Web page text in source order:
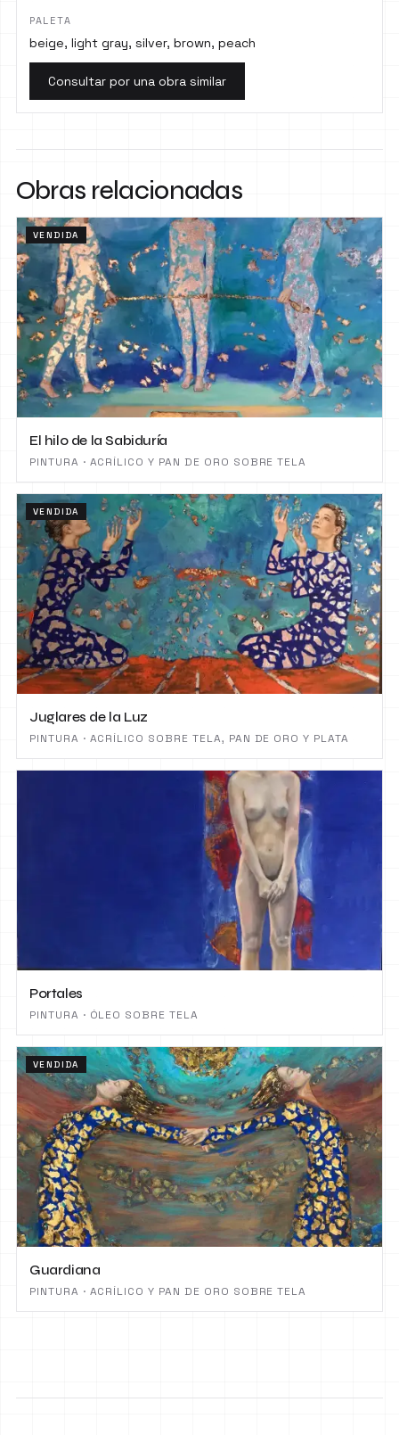
PALETA
beige, light gray, silver, brown, peach
Consultar por una obra similar
Obras relacionadas
VENDIDA
El hilo de la Sabiduría
PINTURA · ACRÍLICO Y PAN DE ORO SOBRE TELA
VENDIDA
Juglares de la Luz
PINTURA · ACRÍLICO SOBRE TELA, PAN DE ORO Y PLATA
Portales
PINTURA · ÓLEO SOBRE TELA
VENDIDA
Guardiana
PINTURA · ACRÍLICO Y PAN DE ORO SOBRE TELA